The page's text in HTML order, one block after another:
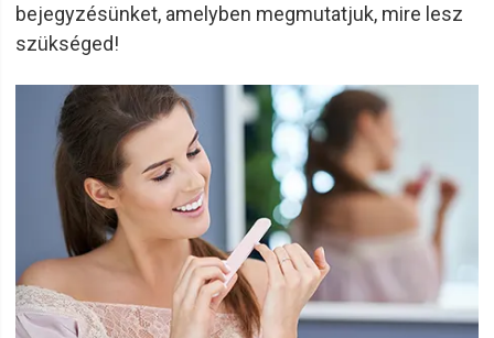
bejegyzésünket, amelyben megmutatjuk, mire lesz
szükséged!